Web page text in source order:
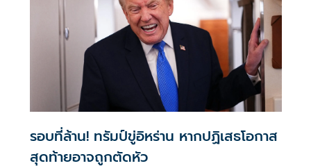
รอบที่ล้าน! ทรัมป์ขู่อิหร่าน หากปฏิเสธโอกาส
สุดท้ายอาจถูกตัดหัว